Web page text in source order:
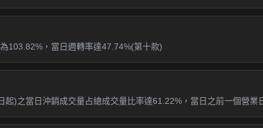
103.82%，當日週轉率達47.74%(第十款)
起)之當日沖銷成交量占總成交量比率達61.22%，當日之前一個營